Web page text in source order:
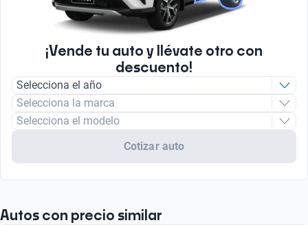
¡Vende tu auto y llévate otro con
descuento!
Selecciona el año
Selecciona la marca
Selecciona el modelo
Cotizar auto
Autos con precio similar